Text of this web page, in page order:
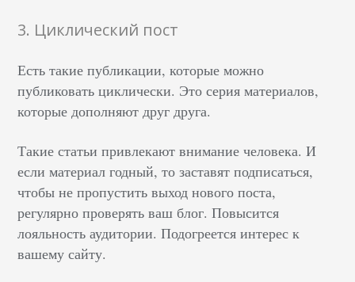
3. Циклический пост
Есть такие публикации, которые можно
публиковать циклически. Это серия материалов,
которые дополняют друг друга.
Такие статьи привлекают внимание человека. И
если материал годный, то заставят подписаться,
чтобы не пропустить выход нового поста,
регулярно проверять ваш блог. Повысится
лояльность аудитории. Подогреется интерес к
вашему сайту.